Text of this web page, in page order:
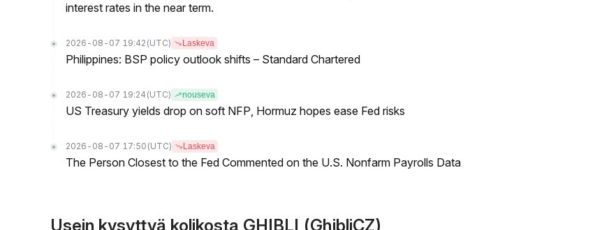
interest rates in the near term.
2026-08-07 19:42 (UTC) Laskeva
Philippines: BSP policy outlook shifts – Standard Chartered
2026-08-07 19:24 (UTC) nouseva
US Treasury yields drop on soft NFP, Hormuz hopes ease Fed risks
2026-08-07 17:50 (UTC) Laskeva
The Person Closest to the Fed Commented on the U.S. Nonfarm Payrolls Data
Usein kysyttyä kolikosta GHIBLI (GhibliCZ)